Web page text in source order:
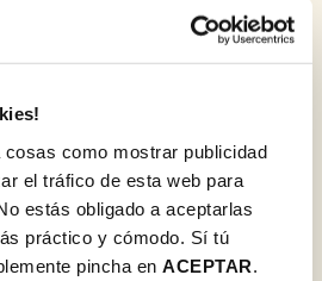
como mostrar publicidad
el tráfico de esta web para
estás obligado a aceptarlas
práctico y cómodo. Sí tú
pincha en ACEPTAR
en cada flor y planta,
y recibidas diariamente
y óptimo estado al llegar a su
tienda con Click & Go
elige la tienda para recoger tu
bien.